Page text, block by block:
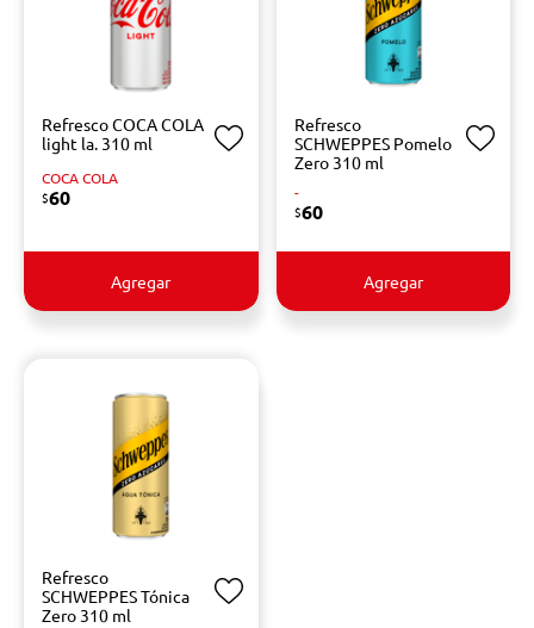
Refresco COCA COLA
light la. 310 ml
COCA COLA
$60
Agregar
Refresco
SCHWEPPES Pomelo
Zero 310 ml
-
$60
Agregar
Refresco
SCHWEPPES Tónica
Zero 310 ml